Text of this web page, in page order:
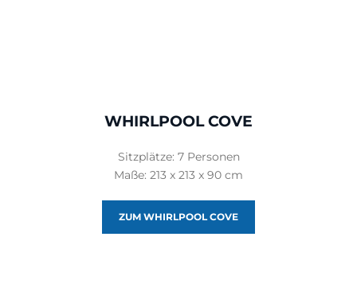
WHIRLPOOL COVE
Sitzplätze: 7 Personen
Maße: 213 x 213 x 90 cm
ZUM WHIRLPOOL COVE